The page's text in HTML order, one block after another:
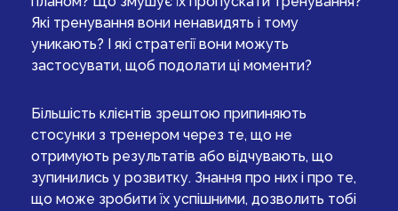
Які тренування вони ненавидять і тому
уникають? І які стратегії вони можуть
застосувати, щоб подолати ці моменти?
Більшість клієнтів зрештою припиняють
стосунки з тренером через те, що не
отримують результатів або відчувають, що
зупинились у розвитку. Знання про них і про те,
що може зробити їх успішними, дозволить тобі